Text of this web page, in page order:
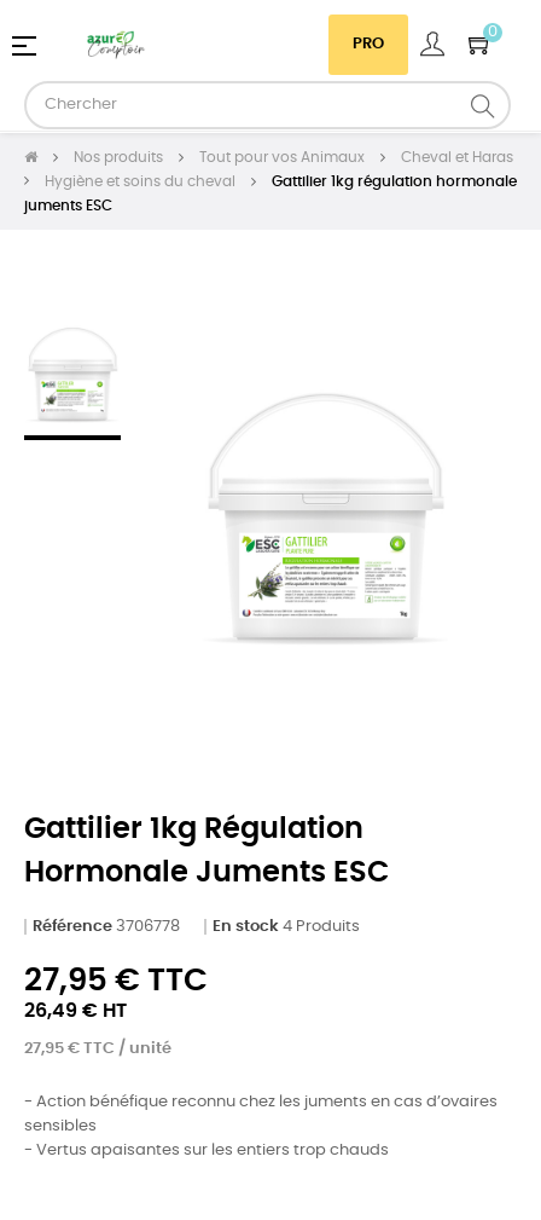
PRO
0
Basculer
navigation
☰
Nos produits Tout pour vos Animaux
Cheval et Haras
Hygiène et soins du cheval
Gattilier 1kg régulation hormonale
juments ESC
Gattilier 1kg Régulation
Hormonale Juments ESC
Référence 3706778 En stock 4 Produits
27,95 € TTC
26,49 € HT
27,95 € TTC / unité
- Action bénéfique reconnu chez les juments en cas d’ovaires
sensibles
- Vertus apaisantes sur les entiers trop chauds